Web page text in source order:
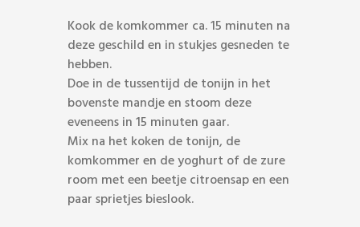
Kook de komkommer ca. 15 minuten na
deze geschild en in stukjes gesneden te
hebben.
Doe in de tussentijd de tonijn in het
bovenste mandje en stoom deze
eveneens in 15 minuten gaar.
Mix na het koken de tonijn, de
komkommer en de yoghurt of de zure
room met een beetje citroensap en een
paar sprietjes bieslook.